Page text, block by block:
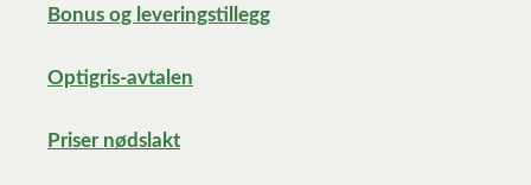
Bonus og leveringstillegg
Optigris-avtalen
Priser nødslakt